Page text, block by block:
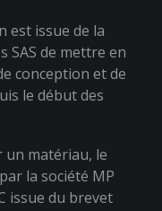
est issue de la
SAS de mettre en
conception et de
le début des
un matériau, le
la société MP
issue du brevet